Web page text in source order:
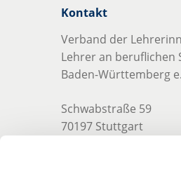
Kontakt
Verband der
Lehrer an beruflichen
Baden-Württemberg
Schwabstraße 59
70197 Stuttgart